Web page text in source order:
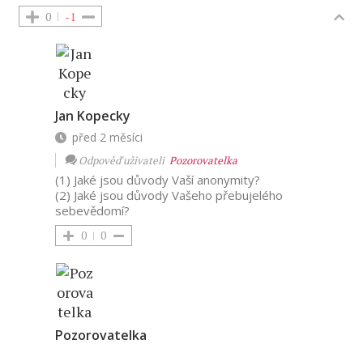
0 -1
Jan Kopecky
před 2 měsíci
Odpověď uživateliPozorovatelka
(1) Jaké jsou důvody Vaší anonymity?
(2) Jaké jsou důvody Vašeho přebujelého
sebevědomí?
0 0
Pozorovatelka